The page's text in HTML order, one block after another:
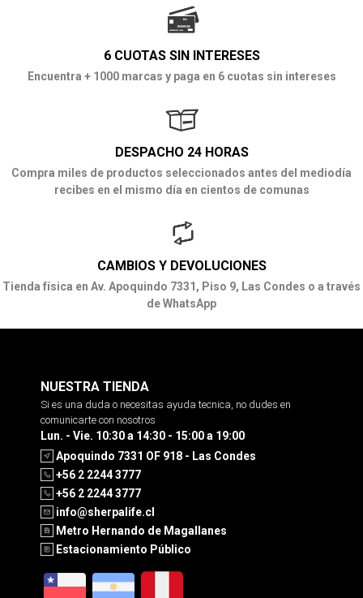
6 CUOTAS SIN INTERESES
Encuentra + 1000 marcas y paga en 6 cuotas sin intereses
DESPACHO 24 HORAS
Compra miles de productos seleccionados antes del mediodía
recibes en el mismo día en cientos de comunas
CAMBIOS Y DEVOLUCIONES
Tienda física en Av. Apoquindo 7331, Piso 9, Las Condes o a través
de WhatsApp
NUESTRA TIENDA
Si es una duda o necesitas ayuda tecnica, no dudes en
comunicarte con nosotros
Lun. - Vie. 10:30 a 14:30 - 15:00 a 19:00
Apoquindo 7331 OF 918 - Las Condes
+56 2 2244 3777
+56 2 2244 3777
info@sherpalife.cl
Metro Hernando de Magallanes
Estacionamiento Público